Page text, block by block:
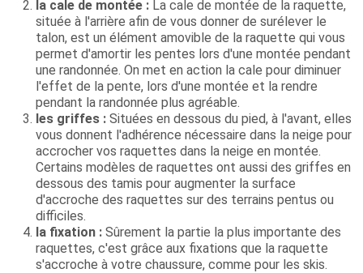
la cale de montée : La cale de montée de la raquette,
située à l'arrière afin de vous donner de surélever le
talon, est un élément amovible de la raquette qui vous
permet d'amortir les pentes lors d'une montée pendant
une randonnée. On met en action la cale pour diminuer
l'effet de la pente, lors d'une montée et la rendre
pendant la randonnée plus agréable.
les griffes : Situées en dessous du pied, à l'avant, elles
vous donnent l'adhérence nécessaire dans la neige pour
accrocher vos raquettes dans la neige en montée.
Certains modèles de raquettes ont aussi des griffes en
dessous des tamis pour augmenter la surface
d'accroche des raquettes sur des terrains pentus ou
difficiles.
la fixation : Sûrement la partie la plus importante des
raquettes, c'est grâce aux fixations que la raquette
s'accroche à votre chaussure, comme pour les skis.